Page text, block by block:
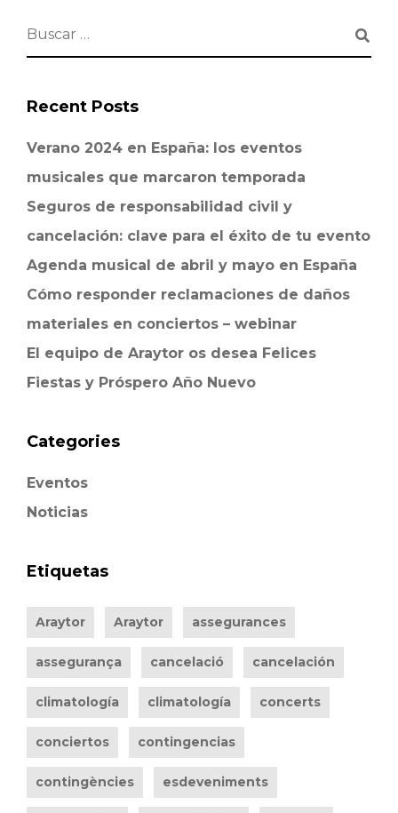
Recent Posts
Verano 2024 en España: los eventos
musicales que marcaron temporada
Seguros de responsabilidad civil y
cancelación: clave para el éxito de tu evento
Agenda musical de abril y mayo en España
Cómo responder reclamaciones de daños
materiales en conciertos – webinar
El equipo de Araytor os desea Felices
Fiestas y Próspero Año Nuevo
Categories
Eventos
Noticias
Etiquetas
Araytor Araytor assegurances
assegurança cancelació cancelación
climatología climatología concerts
conciertos contingencias
contingències esdeveniments